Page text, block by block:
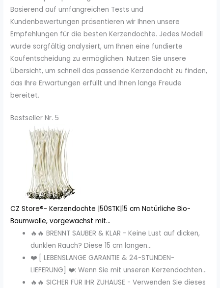
Basierend auf umfangreichen Tests und
Kundenbewertungen präsentieren wir Ihnen unsere
Empfehlungen für die besten Kerzendochte. Jedes Modell
wurde sorgfältig analysiert, um Ihnen eine fundierte
Kaufentscheidung zu ermöglichen. Nutzen Sie unsere
Übersicht, um schnell das passende Kerzendocht zu finden,
das Ihre Erwartungen erfüllt und Ihnen lange Freude
bereitet.
Bestseller Nr. 5
CZ Store®- Kerzendochte |50STK|15 cm Natürliche Bio-
Baumwolle, vorgewachst mit...
🔥🔥 BRENNT SAUBER & KLAR - Keine Lust auf dicken,
dunklen Rauch? Diese 15 cm langen...
❤️ [ LEBENSLANGE GARANTIE & 24-STUNDEN-
LIEFERUNG] ❤️: Wenn Sie mit unseren Kerzendochten...
🔥🔥 SICHER FÜR IHR ZUHAUSE - Verwenden Sie dieses